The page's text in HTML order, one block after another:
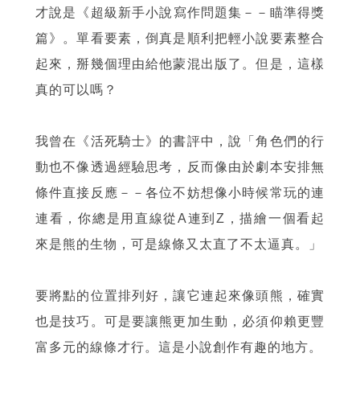
才說是《超級新手小說寫作問題集－－瞄準得獎
篇》。單看要素，倒真是順利把輕小說要素整合
起來，掰幾個理由給他蒙混出版了。但是，這樣
真的可以嗎？
我曾在《活死騎士》的書評中，說「角色們的行
動也不像透過經驗思考，反而像由於劇本安排無
條件直接反應－－各位不妨想像小時候常玩的連
連看，你總是用直線從A連到Z，描繪一個看起
來是熊的生物，可是線條又太直了不太逼真。」
要將點的位置排列好，讓它連起來像頭熊，確實
也是技巧。可是要讓熊更加生動，必須仰賴更豐
富多元的線條才行。這是小說創作有趣的地方。